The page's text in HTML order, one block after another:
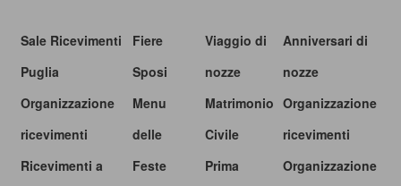
Sale Ricevimenti
Puglia
Organizzazione
ricevimenti
Ricevimenti a
Fiere
Sposi
Menu
delle
Feste
Viaggio di
nozze
Matrimonio
Civile
Prima
Anniversari di
nozze
Organizzazione
ricevimenti
Organizzazione